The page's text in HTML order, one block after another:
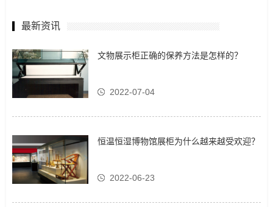
最新资讯
文物展示柜正确的保养方法是怎样的？
2022-07-04
恒温恒湿博物馆展柜为什么越来越受欢迎？
2022-06-23